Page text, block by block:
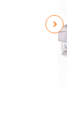
Next